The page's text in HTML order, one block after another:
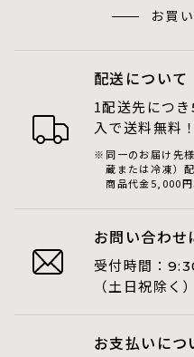
お買
配送について
1配送先につき
入で送料無料
同一のお届け先
蔵または冷凍）
商品代金5,000円
お問い合わせ
受付時間：
（土日祝除く）
お支払いにつ